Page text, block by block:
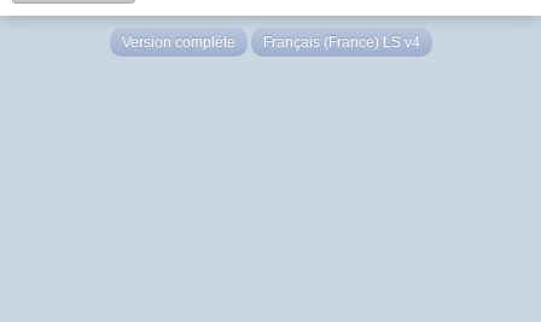
Version complète Français (France) LS v4